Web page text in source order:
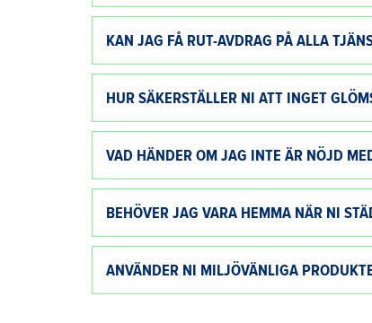
KAN JAG FÅ RUT-AVDRAG PÅ ALLA
HUR SÄKERSTÄLLER NI ATT INGET
VAD HÄNDER OM JAG INTE ÄR NÖJD
BEHÖVER JAG VARA HEMMA NÄR NI
ANVÄNDER NI MILJÖVÄNLIGA